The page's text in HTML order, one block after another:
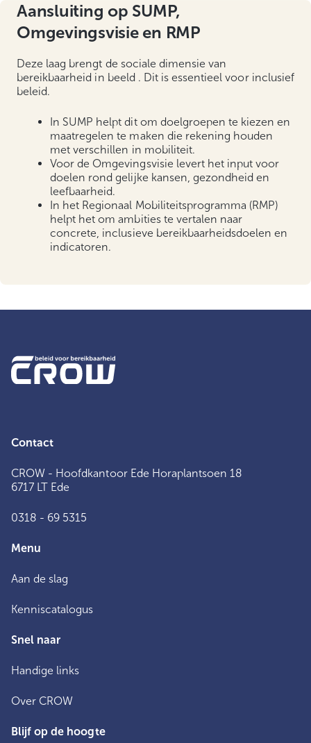
Aansluiting op SUMP,
Omgevingsvisie en RMP
Deze laag brengt de sociale dimensie van
bereikbaarheid in beeld . Dit is essentieel voor inclusief
beleid.
In SUMP helpt dit om doelgroepen te kiezen en
maatregelen te maken die rekening houden
met verschillen in mobiliteit.
Voor de Omgevingsvisie levert het input voor
doelen rond gelijke kansen, gezondheid en
leefbaarheid.
In het Regionaal Mobiliteitsprogramma (RMP)
helpt het om ambities te vertalen naar
concrete, inclusieve bereikbaarheidsdoelen en
indicatoren.
Contact
CROW - Hoofdkantoor Ede Horaplantsoen 18
6717 LT Ede
0318 - 69 5315
Menu
Aan de slag
Kenniscatalogus
Snel naar
Handige links
Over CROW
Blijf op de hoogte